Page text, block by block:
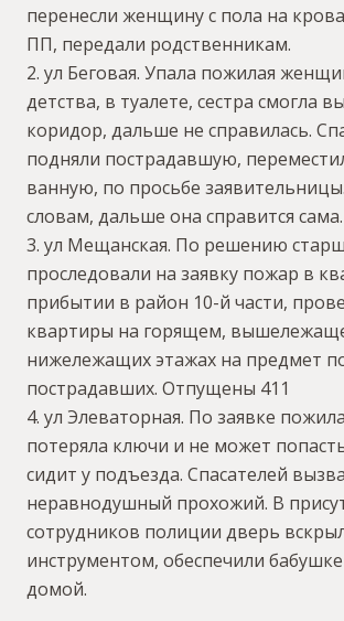
перенесли женщину с пола на
ПП, передали родственникам.
2. ул Беговая. Упала пожилая
детства, в туалете, сестра смогла
коридор, дальше не справилась.
подняли пострадавшую,
ванную, по просьбе
словам, дальше она справится сама.
3. ул Мещанская. По решению
проследовали на заявку пожар в
прибытии в район 10-й части,
квартиры на горящем,
нижележащих этажах на предмет
пострадавших. Отпущены 411
4. ул Элеваторная. По заявке
потеряла ключи и не может
сидит у подъезда. Спасателей
неравнодушный прохожий. В
сотрудников полиции дверь
инструментом, обеспечили
домой.